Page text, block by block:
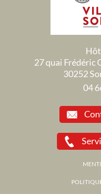
27 quai Frédéric
30252
04